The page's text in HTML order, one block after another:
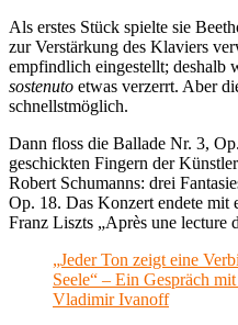
Als erstes Stück spielte sie
zur Verstärkung des Klaviers
empfindlich eingestellt; deshalb
sostenuto etwas verzerrt. Aber
schnellstmöglich.
Dann floss die Ballade Nr. 3,
geschickten Fingern der
Robert Schumanns: drei
Op. 18. Das Konzert endete mit
Franz Liszts „Après une lecture
„Jeder Ton zeigt eine
Seele“ – Ein Gespräch
Vladimir Ivanoff